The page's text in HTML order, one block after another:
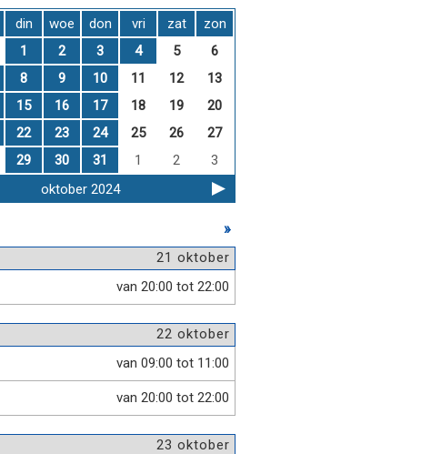
din woe don vri zat
zon
1 2 3 4 5
6
8 9 10 11 12
13
15 16 17 18 19
20
22 23 24 25 26
27
29 30 31 1 2
3
oktober 2024
»
21 oktober
van 20:00 tot 22:00
22 oktober
van 09:00 tot 11:00
van 20:00 tot 22:00
23 oktober